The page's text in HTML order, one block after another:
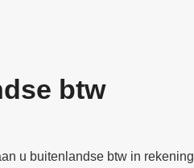
btw
u buitenlandse btw in rekening